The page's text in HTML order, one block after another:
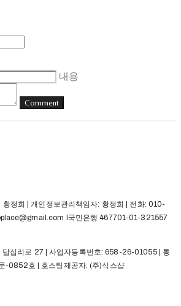
내용
Comment
정희 | 개인정보관리책임자: 황정희 | 전화: 010-
l국민은행 467701-01-321557
답십리로 27 | 사업자등록번호:658-26-01055| 통
-0852호 | 호스팅제공자: (주)식스샵